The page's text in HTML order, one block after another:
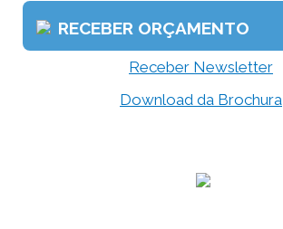
RECEBER ORÇAMENTO
Receber Newsletter
Download da Brochura